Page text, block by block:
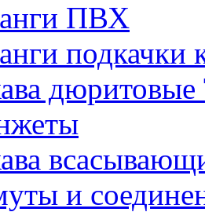
ПВХ
подкачки
и